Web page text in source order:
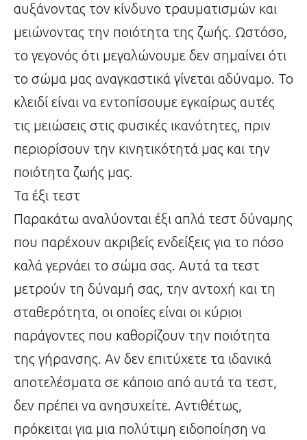
αυξάνοντας τον κίνδυνο τραυματισμών και
μειώνοντας την ποιότητα της ζωής. Ωστόσο,
το γεγονός ότι μεγαλώνουμε δεν σημαίνει ότι
το σώμα μας αναγκαστικά γίνεται αδύναμο. Το
κλειδί είναι να εντοπίσουμε εγκαίρως αυτές
τις μειώσεις στις φυσικές ικανότητες, πριν
περιορίσουν την κινητικότητά μας και την
ποιότητα ζωής μας.
Τα έξι τεστ
Παρακάτω αναλύονται έξι απλά τεστ δύναμης
που παρέχουν ακριβείς ενδείξεις για το πόσο
καλά γερνάει το σώμα σας. Αυτά τα τεστ
μετρούν τη δύναμή σας, την αντοχή και τη
σταθερότητα, οι οποίες είναι οι κύριοι
παράγοντες που καθορίζουν την ποιότητα
της γήρανσης. Αν δεν επιτύχετε τα ιδανικά
αποτελέσματα σε κάποιο από αυτά τα τεστ,
δεν πρέπει να ανησυχείτε. Αντιθέτως,
πρόκειται για μια πολύτιμη ειδοποίηση να